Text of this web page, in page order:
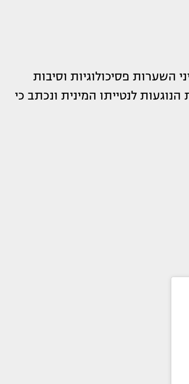
השערות פסיכולוגיות וסיבות
לנטייתו המינית ונכתב כי